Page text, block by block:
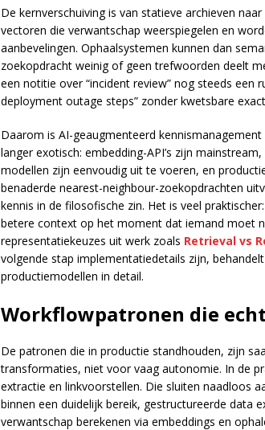
De kernverschuiving is van statieve archieven
vectoren die verwantschap weerspiegelen en
aanbevelingen. Ophaalsystemen kunnen dan
zoekopdracht weinig of geen trefwoorden deelt
een notitie over “incident review” nog steeds een
deployment outage steps” zonder kwetsbare
Daarom is AI-geaugmenteerd
langer exotisch: embedding-API’s zijn
modellen zijn eenvoudig uit te voeren, en
benaderde nearest-neighbour-zoekopdrachten
kennis in de filosofische zin. Het is veel
betere context op het moment dat iemand moet
representatiekeuzes uit werk zoals Retrieval vs
volgende stap implementatiedetails zijn,
productiemodellen in detail.
Workflowpatronen die
De patronen die in productie standhouden, zijn
transformaties, niet voor vaag autonomie. In de
extractie en linkvoorstellen. Die sluiten naadloos
binnen een duidelijk bereik, gestructureerde data
verwantschap berekenen via embeddings en